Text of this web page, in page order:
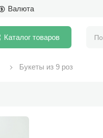
Валюта
Каталог товаров
Букеты из 9 роз